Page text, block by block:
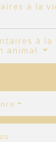
à la
à la
animal